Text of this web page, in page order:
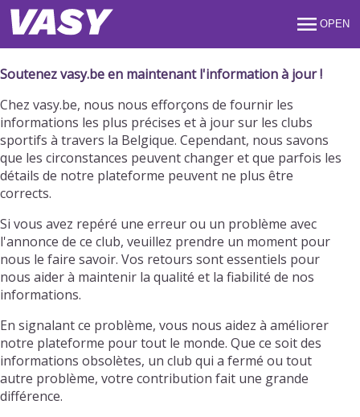
OPEN
Soutenez vasy.be en maintenant l'information à jour !
Chez vasy.be, nous nous efforçons de fournir les
informations les plus précises et à jour sur les clubs
sportifs à travers la Belgique. Cependant, nous savons
que les circonstances peuvent changer et que parfois les
détails de notre plateforme peuvent ne plus être
corrects.
Si vous avez repéré une erreur ou un problème avec
l'annonce de ce club, veuillez prendre un moment pour
nous le faire savoir. Vos retours sont essentiels pour
nous aider à maintenir la qualité et la fiabilité de nos
informations.
En signalant ce problème, vous nous aidez à améliorer
notre plateforme pour tout le monde. Que ce soit des
informations obsolètes, un club qui a fermé ou tout
autre problème, votre contribution fait une grande
différence.